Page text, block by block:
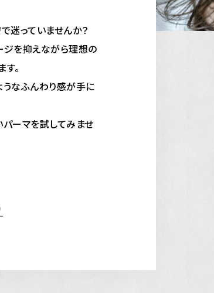
迷っていませんか？
ジを抑えながら理想の
。
うなふんわり感が手に
パーマを試してみませ